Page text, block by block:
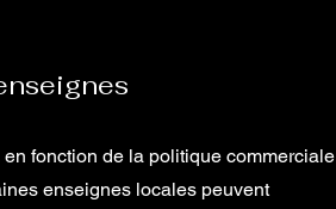
en fonction de la politique commerciale
enseignes locales peuvent